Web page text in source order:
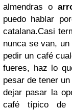
almendras o
puedo hablar
catalana.Casi
nunca se van,
pedir un café
fueres, haz lo
pesar de tener
dejar pasar la
café típico